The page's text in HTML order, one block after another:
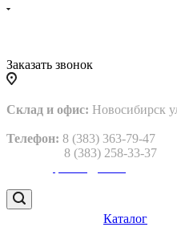
Заказать звонок
Склад и офис: Новосибирск
Телефон: 8 (383) 363-79-47
8 (383) 258-33-37
Каталог